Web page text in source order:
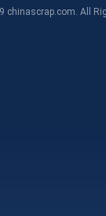
chinascrap.com. All